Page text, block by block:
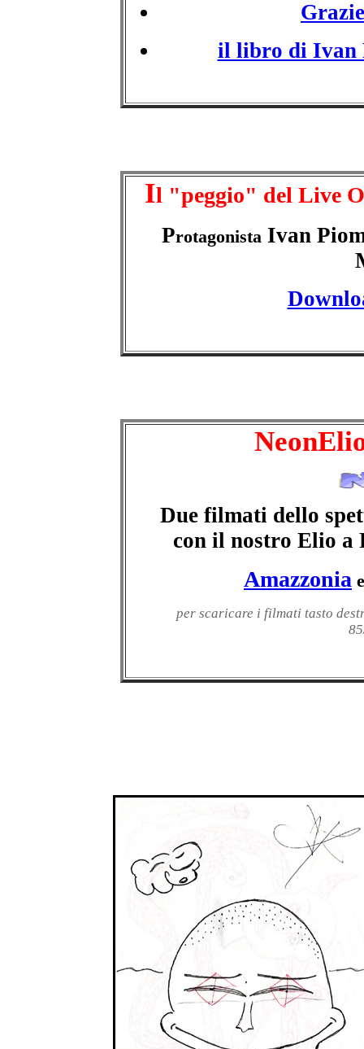
il libro di Ivan
Il "peggio" del Live
ProtagonistaIvan
Due filmati dello
con il nostro Elio a
Amazzonia
per scaricare i filmati tasto